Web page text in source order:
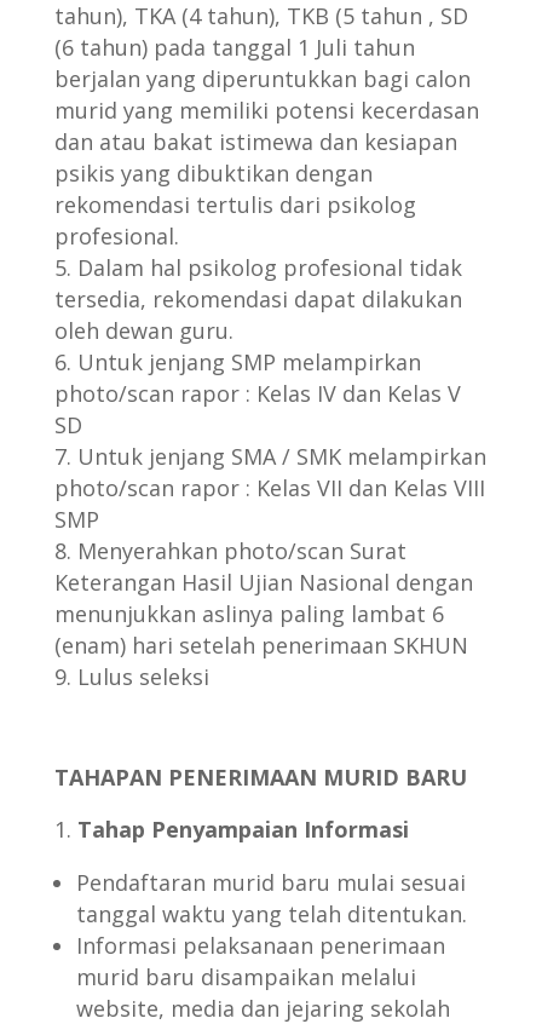
tahun), TKA (4 tahun), TKB (5 tahun , SD
(6 tahun) pada tanggal 1 Juli tahun
berjalan yang diperuntukkan bagi calon
murid yang memiliki potensi kecerdasan
dan atau bakat istimewa dan kesiapan
psikis yang dibuktikan dengan
rekomendasi tertulis dari psikolog
profesional.
Dalam hal psikolog profesional tidak
tersedia, rekomendasi dapat dilakukan
oleh dewan guru.
Untuk jenjang SMP melampirkan
photo/scan rapor : Kelas IV dan Kelas V
SD
Untuk jenjang SMA / SMK melampirkan
photo/scan rapor : Kelas VII dan Kelas VIII
SMP
Menyerahkan photo/scan Surat
Keterangan Hasil Ujian Nasional dengan
menunjukkan aslinya paling lambat 6
(enam) hari setelah penerimaan SKHUN
Lulus seleksi
TAHAPAN PENERIMAAN MURID BARU
Tahap Penyampaian Informasi
Pendaftaran murid baru mulai sesuai
tanggal waktu yang telah ditentukan.
Informasi pelaksanaan penerimaan
murid baru disampaikan melalui
website, media dan jejaring sekolah